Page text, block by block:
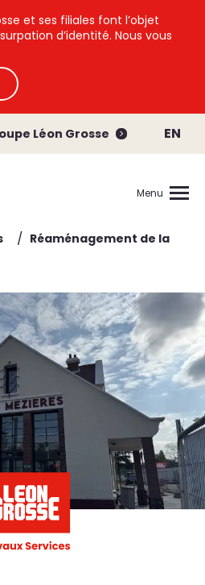
et ses filiales font l’objet
d’identité. Nous vous
Léon Grosse EN
Menu
/ Réaménagement de la